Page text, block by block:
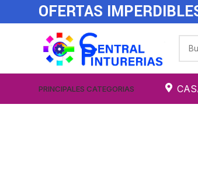
OFERTAS
PRINCIPALES CATEGORIAS